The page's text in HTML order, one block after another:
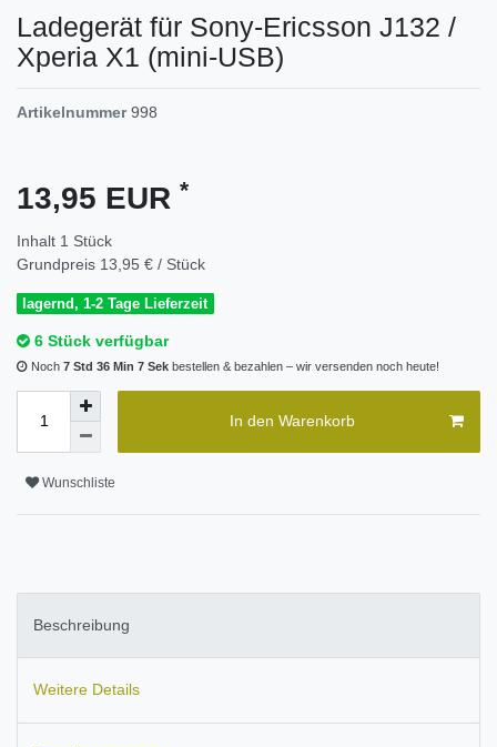
Ladegerät für Sony-Ericsson J132 /
Xperia X1 (mini-USB)
Artikelnummer 998
13,95 EUR *
Inhalt 1 Stück
Grundpreis 13,95 € / Stück
lagernd, 1-2 Tage Lieferzeit
6 Stück verfügbar
Noch 7 Std 36 Min 6 Sek bestellen & bezahlen – wir versenden noch heute!
In den Warenkorb
Wunschliste
Beschreibung
Weitere Details